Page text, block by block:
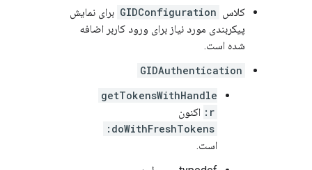
کلاس GIDConfiguration برای نمایش
پیکربندی مورد نیاز برای ورود کاربر اضافه
شده است.
GIDAuthentication
getTokensWithHandle
r:
اکنون
doWithFreshTokens:
است.